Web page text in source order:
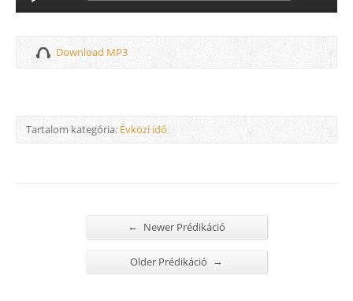
lejátszó
Download MP3
Tartalom kategória:Évközi idő
← Newer Prédikáció
Older Prédikáció →